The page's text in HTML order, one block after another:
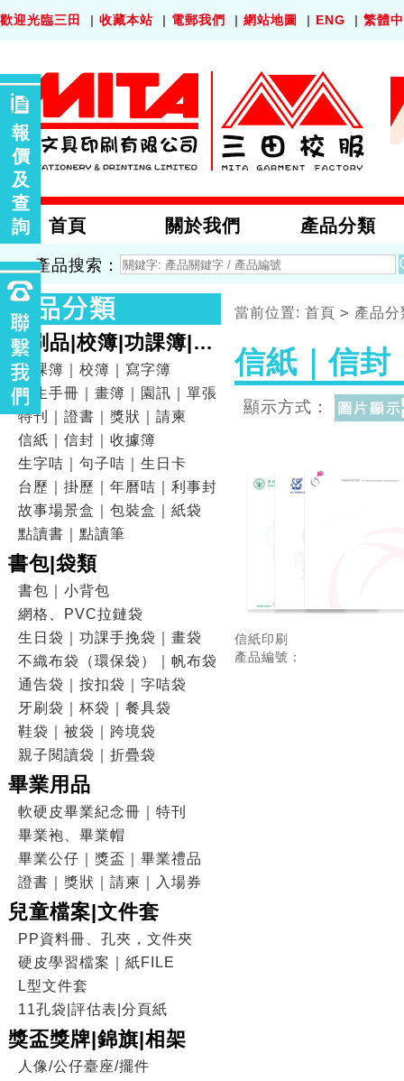
報
價
及
查
詢
歡迎光臨三田 | 收藏本站 | 電郵我們 | 網站地圖 | ENG | 繁體
首頁 關於我們 產品分類
產品搜索：
印刷品|校簿|功課簿|畫
簿功課簿｜校簿｜寫字簿
學生手冊｜畫簿｜園訊｜單張
特刊｜證書｜獎狀｜請柬
信紙｜信封｜收據簿
生字咭｜句子咭｜生日卡
台歷｜掛歷｜年曆咭｜利事封
故事場景盒｜包裝盒｜紙袋
點讀書｜點讀筆
書包|袋類
書包｜小背包
網格、PVC拉鏈袋
生日袋｜功課手挽袋｜畫袋
不織布袋（環保袋）｜帆布袋
通告袋｜按扣袋｜字咭袋
牙刷袋｜杯袋｜餐具袋
鞋袋｜被袋｜跨境袋
親子閱讀袋｜折疊袋
畢業用品
軟硬皮畢業紀念冊｜特刊
畢業袍、畢業帽
畢業公仔｜獎盃｜畢業禮品
證書｜獎狀｜請柬｜入場券
兒童檔案|文件套
PP資料冊、孔夾，文件夾
硬皮學習檔案｜紙FILE
L型文件套
11孔袋|評估表|分頁紙
獎盃獎牌|錦旗|相架
人像/公仔臺座/擺件
當前位置: 首頁 > 產品
信紙｜信封
顯示方式：
信紙印刷
產品編號：